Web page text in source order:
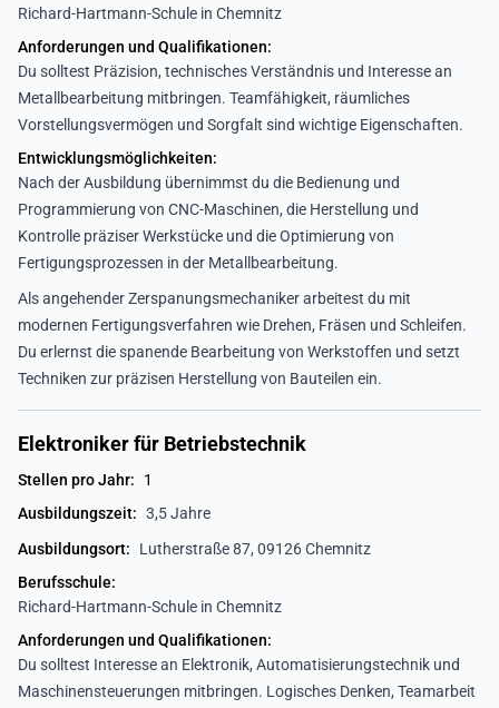
Richard-Hartmann-Schule in Chemnitz
Anforderungen und Qualifikationen:
Du solltest Präzision, technisches Verständnis und Interesse an
Metallbearbeitung mitbringen. Teamfähigkeit, räumliches
Vorstellungsvermögen und Sorgfalt sind wichtige Eigenschaften.
Entwicklungsmöglichkeiten:
Nach der Ausbildung übernimmst du die Bedienung und
Programmierung von CNC-Maschinen, die Herstellung und
Kontrolle präziser Werkstücke und die Optimierung von
Fertigungsprozessen in der Metallbearbeitung.
Als angehender Zerspanungsmechaniker arbeitest du mit
modernen Fertigungsverfahren wie Drehen, Fräsen und Schleifen.
Du erlernst die spanende Bearbeitung von Werkstoffen und setzt
Techniken zur präzisen Herstellung von Bauteilen ein.
Elektroniker für Betriebstechnik
Stellen pro Jahr:
1
Ausbildungszeit: 3,5 Jahre
Ausbildungsort:
Lutherstraße 87, 09126 Chemnitz
Berufsschule:
Richard-Hartmann-Schule in Chemnitz
Anforderungen und Qualifikationen:
Du solltest Interesse an Elektronik, Automatisierungstechnik und
Maschinensteuerungen mitbringen. Logisches Denken, Teamarbeit